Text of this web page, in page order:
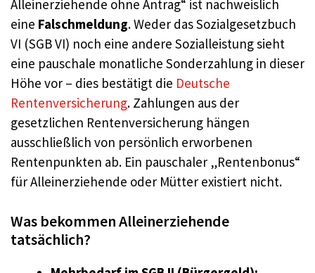
Alleinerziehende ohne Antrag“ ist nachweislich
eine Falschmeldung. Weder das Sozialgesetzbuch
VI (SGB VI) noch eine andere Sozialleistung sieht
eine pauschale monatliche Sonderzahlung in dieser
Höhe vor – dies bestätigt die Deutsche
Rentenversicherung. Zahlungen aus der
gesetzlichen Rentenversicherung hängen
ausschließlich von persönlich erworbenen
Rentenpunkten ab. Ein pauschaler „Rentenbonus“
für Alleinerziehende oder Mütter existiert nicht.
Was bekommen Alleinerziehende
tatsächlich?